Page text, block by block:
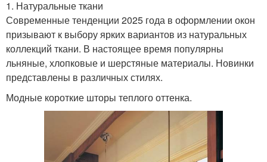
1. Натуральные ткани
Современные тенденции 2025 года в оформлении окон
призывают к выбору ярких вариантов из натуральных
коллекций ткани. В настоящее время популярны
льняные, хлопковые и шерстяные материалы. Новинки
представлены в различных стилях.
Модные короткие шторы теплого оттенка.